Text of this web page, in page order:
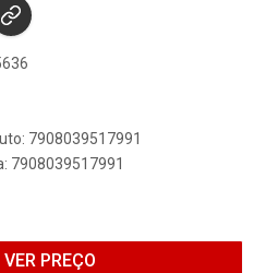
7908039517991
7908039517991
VER PREÇO